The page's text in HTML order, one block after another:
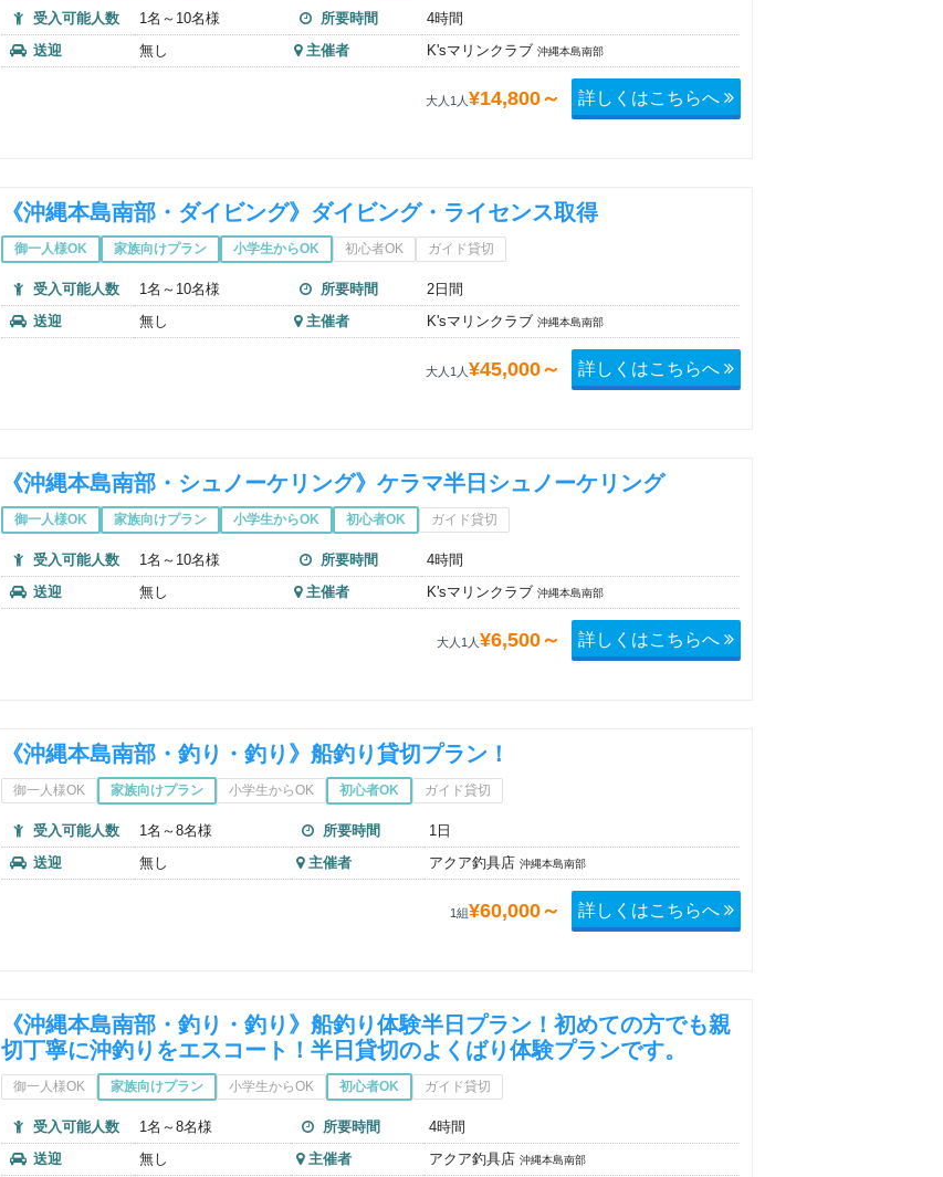
受入可能人数 1名～10名様 所要時間
4時間
送迎
無し 主催者 K'sマリンクラブ沖縄本島南部
大人1人 ¥14,800～ 詳しくはこちらへ
《沖縄本島南部・ダイビング》ダイビング・ライセンス取得
御一人様OK 家族向けプラン 小学生からOK 初心者OK ガイド貸切
受入可能人数 1名～10名様 所要時間
2日間
送迎
無し 主催者 K'sマリンクラブ沖縄本島南部
大人1人 ¥45,000～ 詳しくはこちらへ
《沖縄本島南部・シュノーケリング》ケラマ半日シュノーケリング
御一人様OK 家族向けプラン 小学生からOK 初心者OK ガイド貸切
受入可能人数 1名～10名様 所要時間
4時間
送迎
無し 主催者 K'sマリンクラブ沖縄本島南部
大人1人 ¥6,500～ 詳しくはこちらへ
《沖縄本島南部・釣り・釣り》船釣り貸切プラン！
御一人様OK 家族向けプラン 小学生からOK 初心者OK ガイド貸切
受入可能人数 1名～8名様 所要時間
1日
送迎
無し 主催者 アクア釣具店沖縄本島南部
1組¥60,000～ 詳しくはこちらへ
《沖縄本島南部・釣り・釣り》船釣り体験半日プラン！初めての方でも親
切丁寧に沖釣りをエスコート！半日貸切のよくばり体験プランです。
御一人様OK 家族向けプラン 小学生からOK 初心者OK ガイド貸切
受入可能人数 1名～8名様 所要時間
4時間
送迎
無し 主催者 アクア釣具店沖縄本島南部